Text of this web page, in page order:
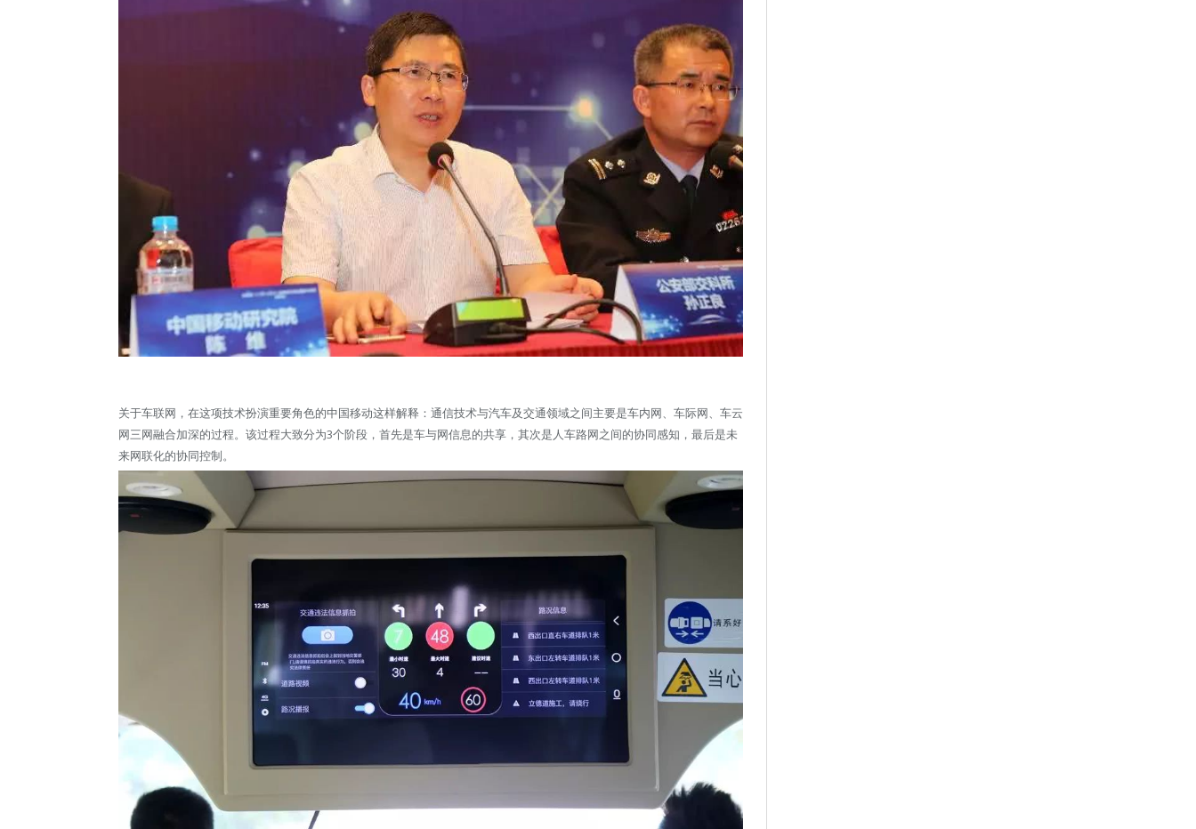
关于车联网，在这项技术扮演重要角色的中国移动这样解释：通信技术与汽车及交通领域之间主要是车内网、车际网、车云
网三网融合加深的过程。该过程大致分为3个阶段，首先是车与网信息的共享，其次是人车路网之间的协同感知，最后是未
来网联化的协同控制。